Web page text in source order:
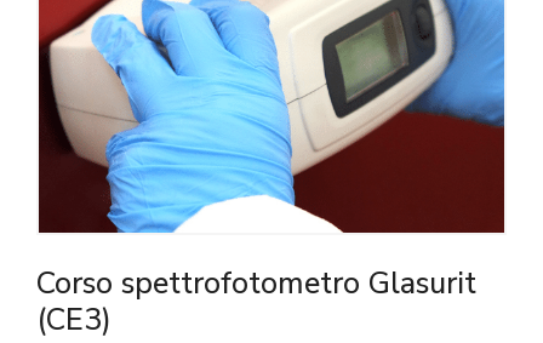
Corso spettrofotometro Glasurit
(CE3)